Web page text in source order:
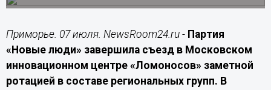
Приморье. 07 июля. NewsRoom24.ru - Партия
«Новые люди» завершила съезд в Московском
инновационном центре «Ломоносов» заметной
ротацией в составе региональных групп. В